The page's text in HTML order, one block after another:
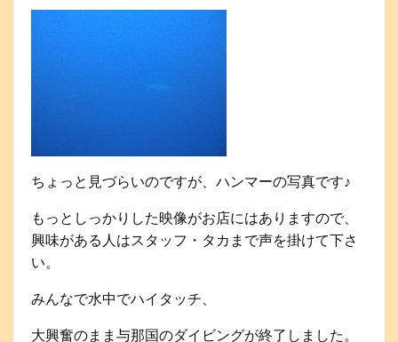
ちょっと見づらいのですが、ハンマーの写真です♪
もっとしっかりした映像がお店にはありますので、
興味がある人はスタッフ・タカまで声を掛けて下さ
い。
みんなで水中でハイタッチ、
大興奮のまま与那国のダイビングが終了しました。